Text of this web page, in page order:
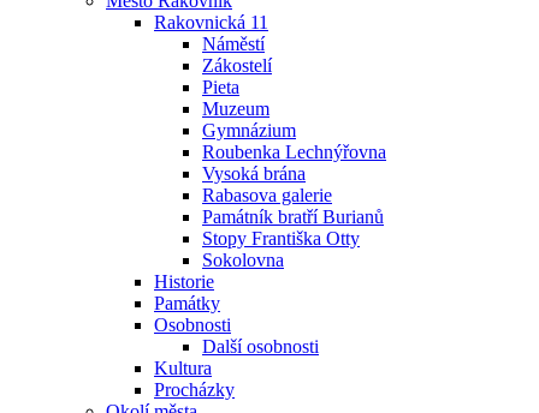
Rakovnická 11
Náměstí
Zákostelí
Pieta
Muzeum
Gymnázium
Roubenka Lechnýřovna
Vysoká brána
Rabasova galerie
Památník bratří Burianů
Stopy Františka Otty
Sokolovna
Historie
Památky
Osobnosti
Další osobnosti
Kultura
Procházky